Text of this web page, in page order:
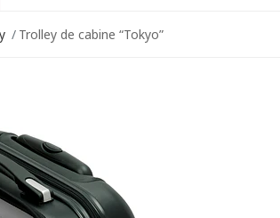
Trolley de cabine “Tokyo”